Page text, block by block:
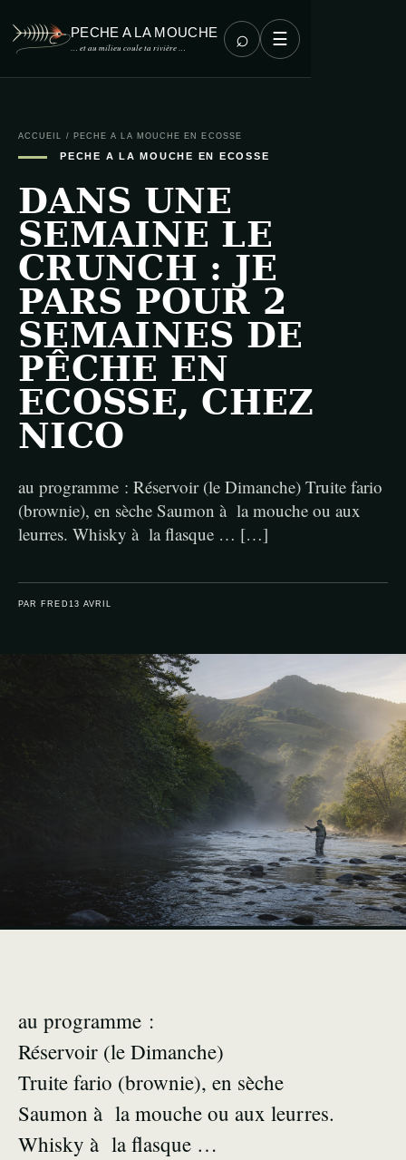
PECHE A LA MOUCHE
… et au milieu coule ta rivière … ⌕ ☰
ACCUEIL / PECHE A LA MOUCHE EN ECOSSE
PECHE A LA MOUCHE EN ECOSSE
DANS UNE
SEMAINE LE
CRUNCH : JE
PARS POUR 2
SEMAINES DE
PÊCHE EN
ECOSSE, CHEZ
NICO
au programme : Réservoir (le Dimanche) Truite fario
(brownie), en sèche Saumon à la mouche ou aux
leurres. Whisky à la flasque … […]
PAR FRED 13 AVRIL
au programme :
Réservoir (le Dimanche)
Truite fario (brownie), en sèche
Saumon à la mouche ou aux leurres.
Whisky à la flasque …